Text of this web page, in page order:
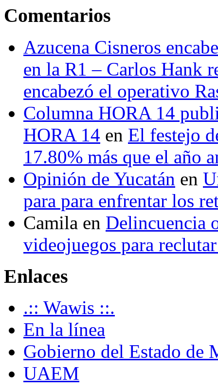
Comentarios
Azucena Cisneros
en la R1 – Carlos Hank
encabezó el operativo
Columna HORA 14
HORA 14 en El festejo
17.80% más que el año
Opinión de Yucatán en
para para enfrentar los
Camila en Delincuencia
videojuegos para
Enlaces
.:: Wawis ::.
En la línea
Gobierno del Estado de
UAEM